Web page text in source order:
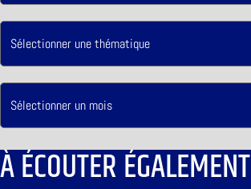
À ÉCOUTER ÉGALEMENT